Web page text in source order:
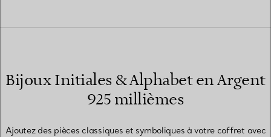
Bijoux Initiales & Alphabet en Argent
925 millièmes
Ajoutez des pièces classiques et symboliques à votre coffret avec